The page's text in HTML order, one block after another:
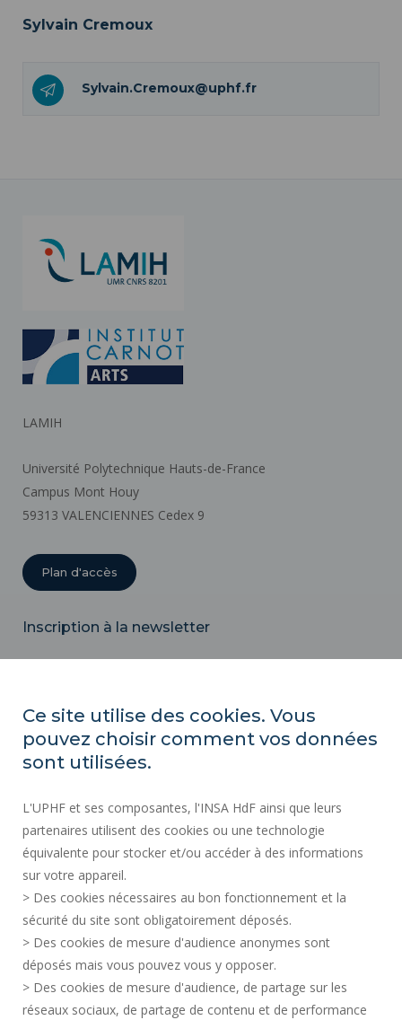
Sylvain Cremoux
Sylvain.Cremoux@uphf.fr
LAMIH
Université Polytechnique Hauts-de-France
Campus Mont Houy
59313 VALENCIENNES Cedex 9
Plan d'accès
Inscription à la newsletter
ACTES RÉGLEMENTAIRES
MARCHÉS PUBLICS
MENTIONS LÉGALES
ESPACE PRESSE
RECRUTEMENTS
PLAN DU SITE
DONNÉES PERSONNELLES
ACCESSIBILITÉ
Ce site utilise des cookies. Vous
pouvez choisir comment vos données
sont utilisées.
L'UPHF et ses composantes, l'INSA HdF ainsi que leurs
partenaires utilisent des cookies ou une technologie
équivalente pour stocker et/ou accéder à des informations
sur votre appareil.
> Des cookies nécessaires au bon fonctionnement et la
sécurité du site sont obligatoirement déposés.
> Des cookies de mesure d'audience anonymes sont
déposés mais vous pouvez vous y opposer.
> Des cookies de mesure d'audience, de partage sur les
réseaux sociaux, de partage de contenu et de performance